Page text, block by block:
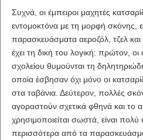
Συχνά, οι έμπειροι μαχητές
εντομοκτόνα με τη μορφή σκόνης,
παρασκευάσματα αεροζόλ, τζελ
έχει τη δική του λογική: πρώτον,
σχολείου θυμούνται τη
οποία έσβησαν όχι μόνο οι
στα ταβάνια. Δεύτερον, πολλές
αγοραστούν σχετικά φθηνά και το
χρησιμοποιείται σωστά, είναι
περισσότερα από τα